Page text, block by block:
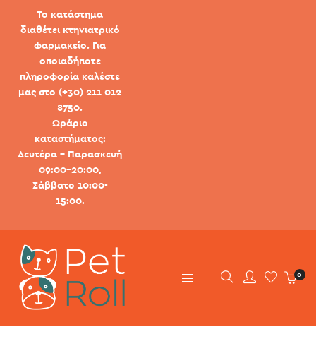
Το κατάστημα
διαθέτει κτηνιατρικό
φαρμακείο. Για
οποιαδήποτε
πληροφορία καλέστε
μας στο (+30) 211 012
8750.
Ωράριο
καταστήματος:
Δευτέρα - Παρασκευή
09:00-20:00,
Σάββατο 10:00-
15:00.
0